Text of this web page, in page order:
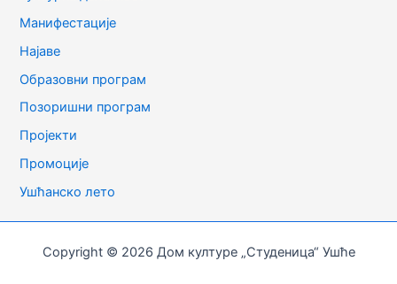
Манифестације
Најаве
Образовни програм
Позоришни програм
Пројекти
Промоције
Ушћанско лето
Copyright © 2026 Дом културе „Студеница“ Ушће